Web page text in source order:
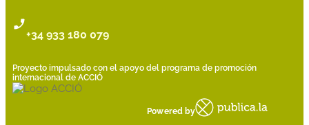
+34 933 180 079
Proyecto impulsado con el apoyo del programa de promoción
internacional de ACCIÓ
Powered by